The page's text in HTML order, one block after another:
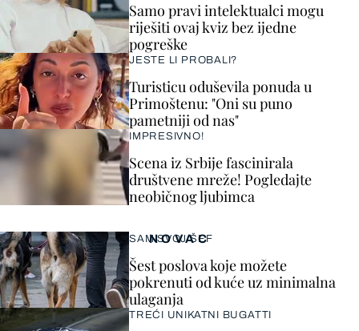
Samo pravi intelektualci mogu
riješiti ovaj kviz bez ijedne
pogreške
JESTE LI PROBALI?
Turisticu oduševila ponuda u
Primoštenu: "Oni su puno
pametniji od nas"
IMPRESIVNO!
Scena iz Srbije fascinirala
društvene mreže! Pogledajte
neobičnog ljubimca
NOVAC
SAM SVOJ ŠEF
Šest poslova koje možete
pokrenuti od kuće uz minimalna
ulaganja
TREĆI UNIKATNI BUGATTI